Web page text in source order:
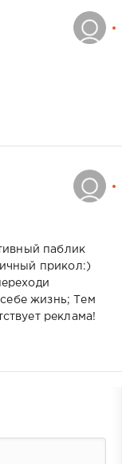
паблик
прикол:)
жизнь; Тем
реклама!